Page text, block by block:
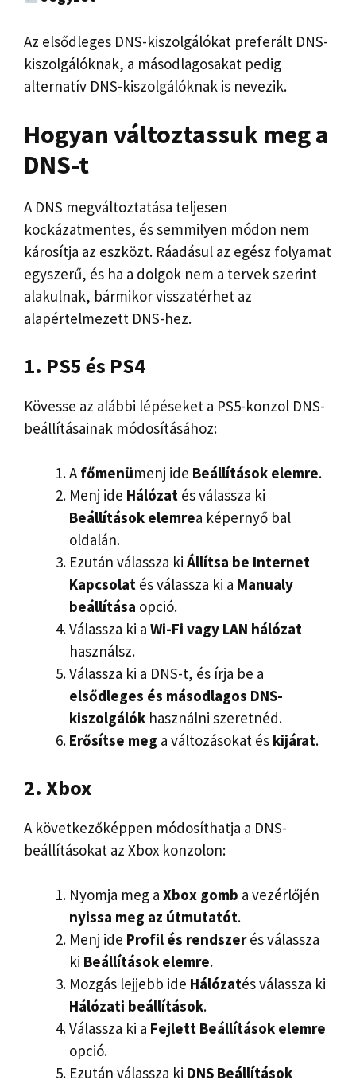
Az elsődleges DNS-kiszolgálókat preferált DNS-
kiszolgálóknak, a másodlagosakat pedig
alternatív DNS-kiszolgálóknak is nevezik.
Hogyan változtassuk meg a
DNS-t
A DNS megváltoztatása teljesen
kockázatmentes, és semmilyen módon nem
károsítja az eszközt. Ráadásul az egész folyamat
egyszerű, és ha a dolgok nem a tervek szerint
alakulnak, bármikor visszatérhet az
alapértelmezett DNS-hez.
1. PS5 és PS4
Kövesse az alábbi lépéseket a PS5-konzol DNS-
beállításainak módosításához:
Afőmenümenj ide Beállítások elemre.
Menj ide Hálózat és válassza ki
Beállítások elemrea képernyő bal
oldalán.
Ezután válassza ki Állítsa be Internet
Kapcsolat és válassza ki a Manualy
beállítása opció.
Válassza ki a Wi-Fi vagy LAN hálózat
használsz.
Válassza ki a DNS-t, és írja be a
elsődleges és másodlagos DNS-
kiszolgálók használni szeretnéd.
Erősítse meg a változásokat és kijárat.
2. Xbox
A következőképpen módosíthatja a DNS-
beállításokat az Xbox konzolon:
Nyomja meg a Xbox gomb a vezérlőjén
nyissa meg az útmutatót.
Menj ide Profil és rendszerés válassza
ki Beállítások elemre.
Mozgás lejjebb ide Hálózatés válassza ki
Hálózati beállítások.
Válassza ki a Fejlett Beállítások elemre
opció.
Ezután válassza ki DNS Beállítások